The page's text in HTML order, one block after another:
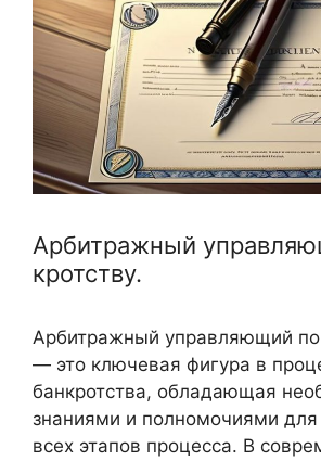
Арбитражный
кротству.
Арбитражный управляющий по
— это ключевая фигура в
банкротства, обладающая
знаниями и полномочиями
всех этапов процесса. В